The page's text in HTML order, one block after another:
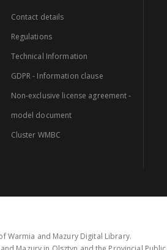
Contact details
Regulations
Technical Information
GDPR - Information clause
Non-exclusive license agreement -
model document
Cluster WMBC
Warmia and Mazury Digital Library.